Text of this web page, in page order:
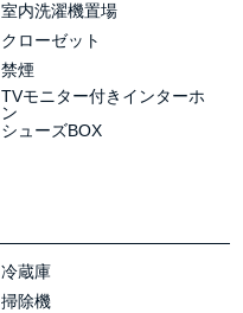
室内洗濯機置場
クローゼット
禁煙
TVモニター付きインターホ
ン
シューズBOX
冷蔵庫
掃除機